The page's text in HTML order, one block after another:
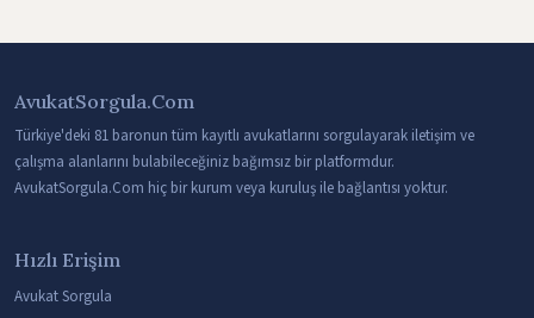
AvukatSorgula.Com
Türkiye'deki 81 baronun tüm kayıtlı avukatlarını sorgulayarak iletişim ve
çalışma alanlarını bulabileceğiniz bağımsız bir platformdur.
AvukatSorgula.Com hiç bir kurum veya kuruluş ile bağlantısı yoktur.
Hızlı Erişim
Avukat Sorgula